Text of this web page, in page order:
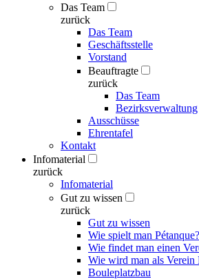
Das Team
zurück
Das Team
Geschäftsstelle
Vorstand
Beauftragte
zurück
Das Team
Bezirksverwaltung
Ausschüsse
Ehrentafel
Kontakt
Infomaterial
zurück
Infomaterial
Gut zu wissen
zurück
Gut zu wissen
Wie spielt man Pétanque?
Wie findet man einen
Wie wird man als
Bouleplatzbau